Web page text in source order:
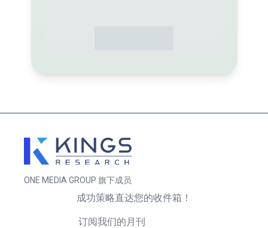
ONE MEDIA GROUP 旗下成员
成功策略直达您的收件箱！
订阅我们的月刊